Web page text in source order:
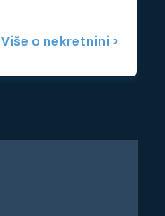
Više o nekretnini >